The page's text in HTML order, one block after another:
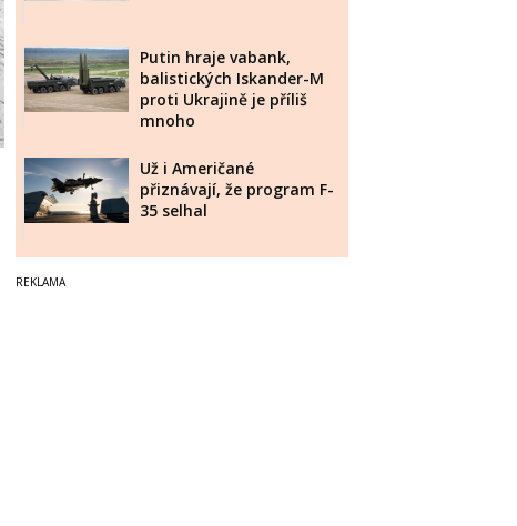
Putin hraje vabank,
balistických Iskander-M
proti Ukrajině je příliš
mnoho
Už i Američané
přiznávají, že program F-
35 selhal